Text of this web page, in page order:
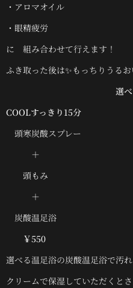
・アロマオイル
・眼精
に 組み合わせて行えま
ふき取った後は✨もっちりうる
選べる温
COOLすっきり15分
頭寒炭酸スプレ
＋
頭もみ
＋
炭酸温足浴
￥550
選べる温足浴の炭酸温足浴で汚
クリームで保湿していただくと